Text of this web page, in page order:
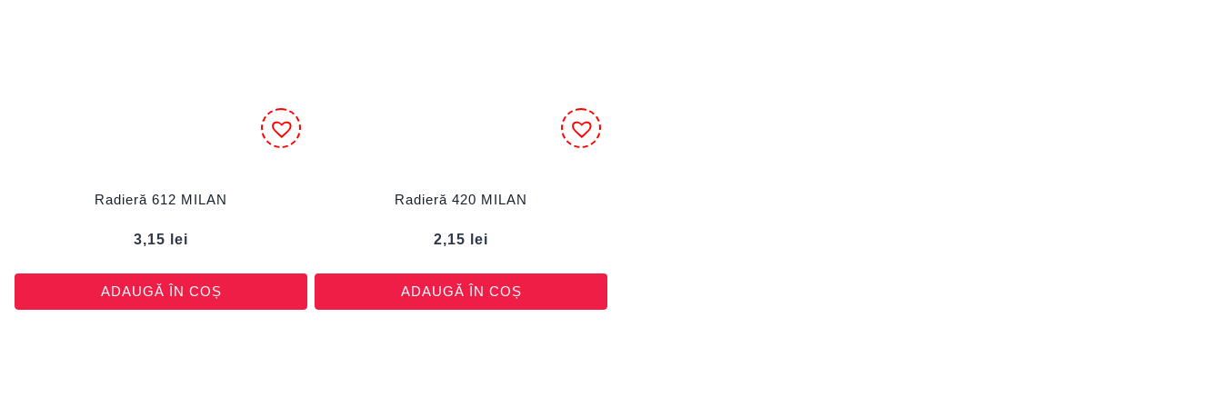
Radieră 612 MILAN
3,15 lei
ADAUGĂ ÎN COȘ
Radieră 420 MILAN
2,15 lei
ADAUGĂ ÎN COȘ